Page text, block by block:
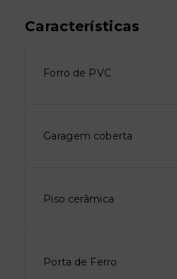
Características
Forro de PVC
Garagem coberta
Piso cerâmica
Porta de Ferro